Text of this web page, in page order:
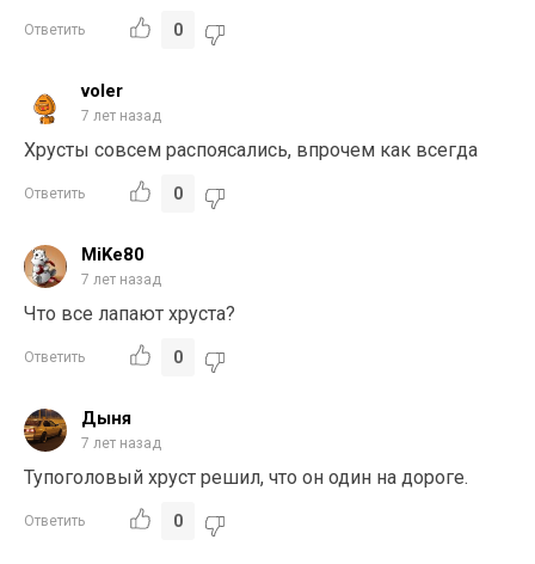
Ответить 0
voler
7 лет назад
Хрусты совсем распоясались, впрочем как всегда
Ответить 0
MiKe80
7 лет назад
Что все лапают хруста?
Ответить 0
Дыня
7 лет назад
Тупоголовый хруст решил, что он один на дороге.
Ответить 0